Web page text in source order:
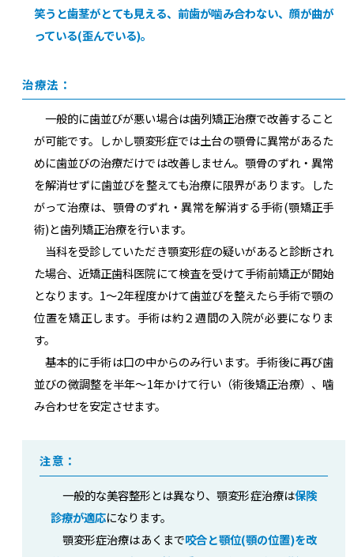
笑うと歯茎がとても見える、前歯が噛み合わない、顔が曲が
っている(歪んでいる)。
治療法：
一般的に歯並びが悪い場合は歯列矯正治療で改善すること
が可能です。しかし顎変形症では土台の顎骨に異常があるた
めに歯並びの治療だけでは改善しません。顎骨のずれ・異常
を解消せずに歯並びを整えても治療に限界があります。した
がって治療は、顎骨のずれ・異常を解消する手術(顎矯正手
術)と歯列矯正治療を行います。
当科を受診していただき顎変形症の疑いがあると診断され
た場合、近矯正歯科医院にて検査を受けて手術前矯正が開始
となります。1～2年程度かけて歯並びを整えたら手術で顎の
位置を矯正します。手術は約２週間の入院が必要になりま
す。
基本的に手術は口の中からのみ行います。手術後に再び歯
並びの微調整を半年～1年かけて行い（術後矯正治療）、噛
み合わせを安定させます。
注意：
一般的な美容整形とは異なり、顎変形症治療は保険
診療が適応になります。
顎変形症治療はあくまで咬合と顎位(顎の位置)を改